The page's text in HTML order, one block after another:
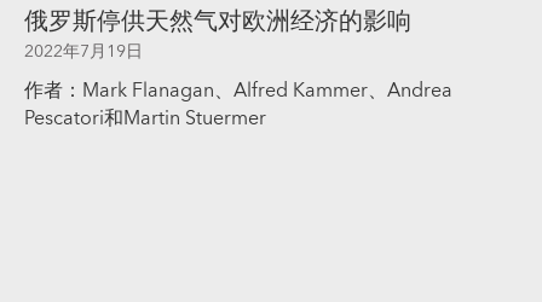
俄罗斯停供天然气对欧洲经济的影响
2022年7月19日
作者：Mark Flanagan、Alfred Kammer、Andrea
Pescatori和Martin Stuermer